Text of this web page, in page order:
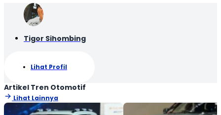
Tigor Sihombing
Lihat Profil
Artikel Tren Otomotif
Lihat Lainnya